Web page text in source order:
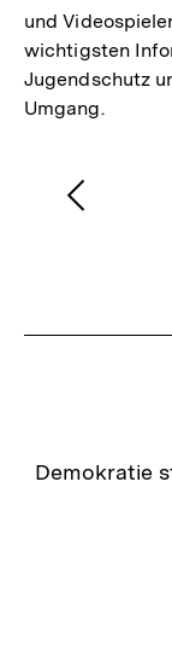
und
wichtigsten
Jugendschutz
Umgang.
Zur
Demokratie